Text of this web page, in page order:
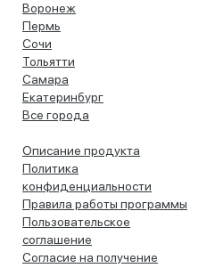
Воронеж
Пермь
Сочи
Тольятти
Самара
Екатеринбург
Все города
Описание продукта
Политика
конфиденциальности
Правила работы программы
Пользовательское
соглашение
Согласие на получение